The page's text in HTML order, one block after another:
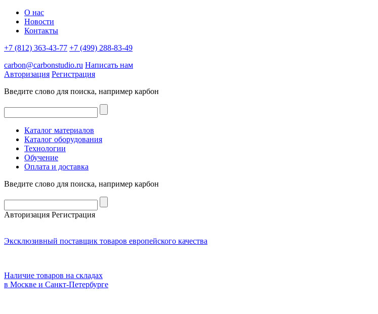
О нас
Новости
Контакты
+7 (812) 363-43-77 +7 (499) 288-83-49
carbon@carbonstudio.ru Написать нам
Авторизация Регистрация
Введите слово для поиска, например карбон
Каталог материалов
Каталог оборудования
Технологии
Обучение
Оплата и доставка
Введите слово для поиска, например карбон
Авторизация Регистрация
Эксклюзивный поставщик товаров европейского качества
Наличие товаров на складах
в Москве и Санкт-Петербурге